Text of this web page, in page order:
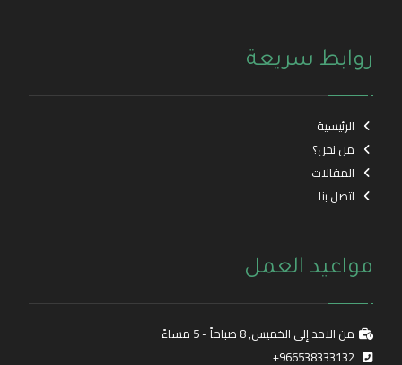
روابط سريعة
الرئيسية
من نحن؟
المقالات
اتصل بنا
مواعيد العمل
من الاحد إلى الخميس, 8 صباحاً - 5 مساءً
966538333132+